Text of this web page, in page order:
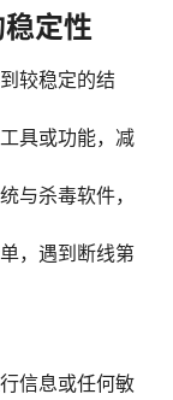
定性
较稳定的结
具或功能，减
与杀毒软件，
，遇到断线第
信息或任何敏